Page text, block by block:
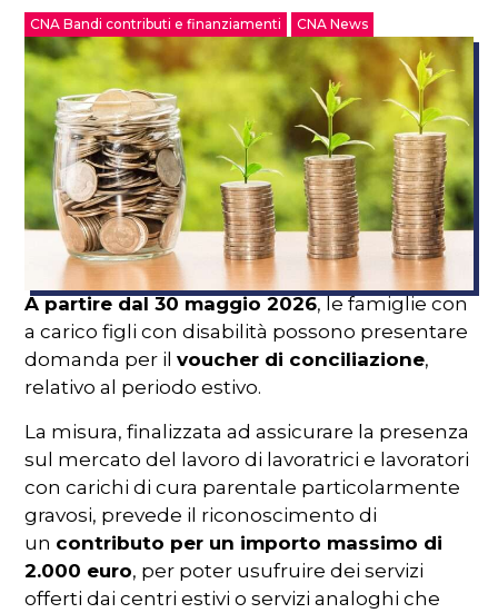
CNA Bandi contributi e finanziamenti CNA News
A partire dal 30 maggio 2026, le famiglie con
a carico figli con disabilità possono presentare
domanda per ilvoucher di conciliazione,
relativo al periodo estivo.
La misura, finalizzata ad assicurare la presenza
sul mercato del lavoro di lavoratrici e lavoratori
con carichi di cura parentale particolarmente
gravosi, prevede il riconoscimento di
un contributo per un importo massimo di
2.000 euro, per poter usufruire dei servizi
offerti dai centri estivi o servizi analoghi che